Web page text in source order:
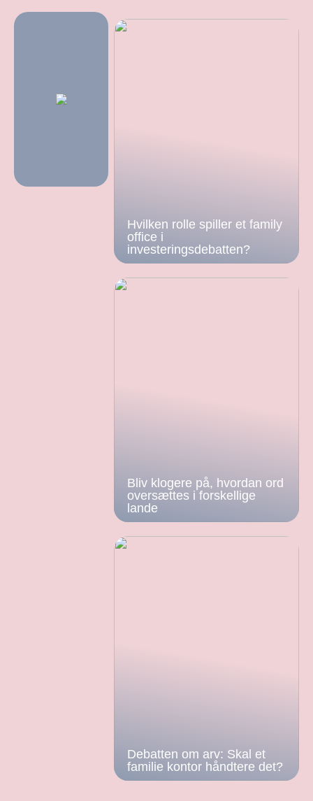
Hvilken rolle spiller et family
office i
investeringsdebatten?
Bliv klogere på, hvordan ord
oversættes i forskellige
lande
Debatten om arv: Skal et
familie kontor håndtere det?